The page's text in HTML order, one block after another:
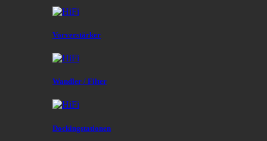
Vorverstärker
Wandler / Filter
Dockingstationen